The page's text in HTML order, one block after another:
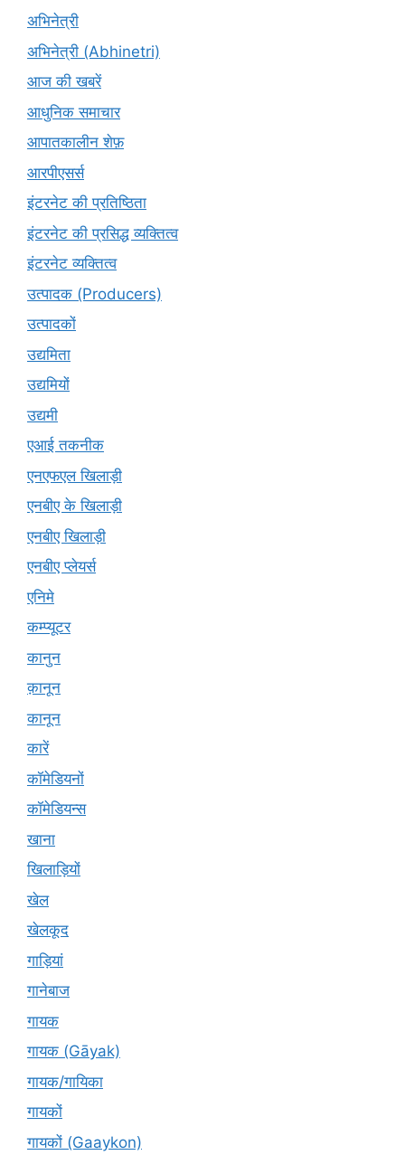
अभिनेत्री
अभिनेत्री (Abhinetri)
आज की खबरें
आधुनिक समाचार
आपातकालीन शेफ़
आरपीएसर्स
इंटरनेट की प्रतिष्ठिता
इंटरनेट की प्रसिद्ध व्यक्तित्व
इंटरनेट व्यक्तित्व
उत्पादक (Producers)
उत्पादकों
उद्यमिता
उद्यमियों
उद्यमी
एआई तकनीक
एनएफएल खिलाड़ी
एनबीए के खिलाड़ी
एनबीए खिलाड़ी
एनबीए प्लेयर्स
एनिमे
कम्प्यूटर
कानुन
क़ानून
कानून
कारें
कॉमेडियनों
कॉमेडियन्स
खाना
खिलाड़ियों
खेल
खेलकूद
गाड़ियां
गानेबाज
गायक
गायक (Gāyak)
गायक/गायिका
गायकों
गायकों (Gaaykon)